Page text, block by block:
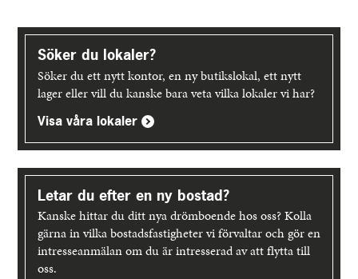
Upptäck
merSöker du lokaler?
Söker du ett nytt kontor, en ny butikslokal, ett nytt
lager eller vill du kanske bara veta vilka lokaler vi har?
Visa våra lokaler
Letar du efter en ny bostad?
Kanske hittar du ditt nya drömboende hos oss? Kolla
gärna in vilka bostadsfastigheter vi förvaltar och gör en
intresseanmälan om du är intresserad av att flytta till
oss.